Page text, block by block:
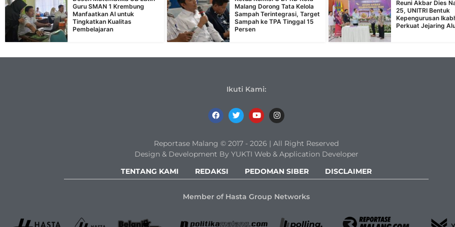
Guru SMAN 1 Krembung
Manfaatkan AI untuk
Tingkatkan Kualitas
Pembelajaran
Malang Dorong Tata Kelola
Sampah Terintegrasi, Target
Sampah ke TPA Tinggal 15
Persen
Reuni Akbar Dies
25, UNITRI Bentuk
Kepengurusan
Perkuat Jejaring
Ikuti Kami:
Reportase Malang © 2017 - 2026 | All Right Reserved
Design & Development By YUKTI Web & Application Developer
TENTANG KAMI
REDAKSI PEDOMAN SIBER DISCLAIMER
Member of Hasta Group Networks